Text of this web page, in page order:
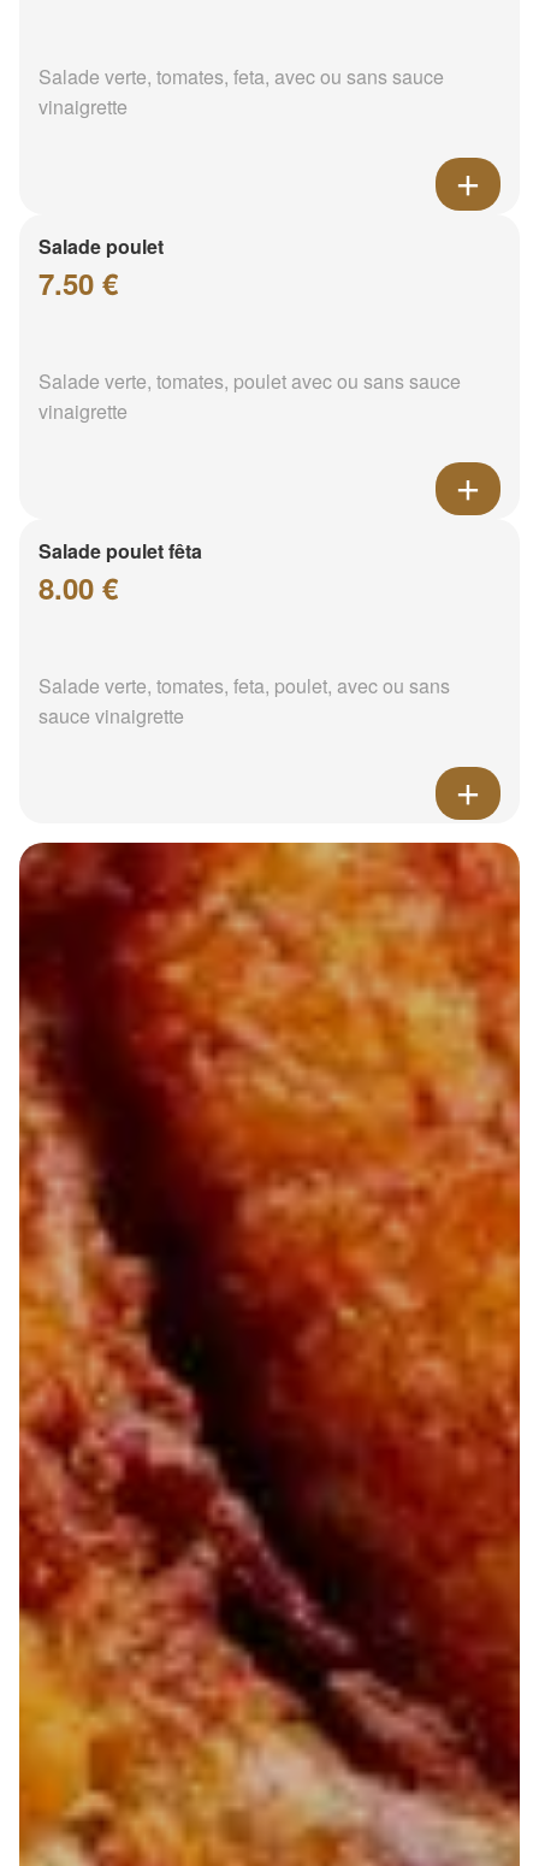
Salade verte, tomates, feta, avec ou sans sauce
vinaigrette
Salade poulet
7.50 €
Salade verte, tomates, poulet avec ou sans sauce
vinaigrette
Salade poulet fêta
8.00 €
Salade verte, tomates, feta, poulet, avec ou sans
sauce vinaigrette